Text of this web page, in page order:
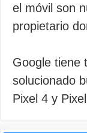
el móvil son
propietario
Google tiene
solucionado
Pixel 4 y